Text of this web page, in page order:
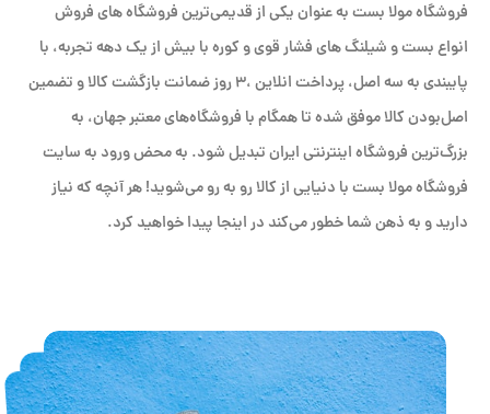
فروشگاه مولا بست به عنوان یکی از قدیمی‌ترین فروشگاه های فروش
انواع بست و شیلنگ های فشار قوی و کوره با بیش از یک دهه تجربه، با
پایبندی به سه اصل، پرداخت انلاین ،۳ روز ضمانت بازگشت کالا و تضمین
اصل‌بودن کالا موفق شده تا همگام با فروشگاه‌های معتبر جهان، به
بزرگ‌ترین فروشگاه اینترنتی ایران تبدیل شود. به محض ورود به سایت
فروشگاه مولا بست با دنیایی از کالا رو به رو می‌شوید! هر آنچه که نیاز
دارید و به ذهن شما خطور می‌کند در اینجا پیدا خواهید کرد.